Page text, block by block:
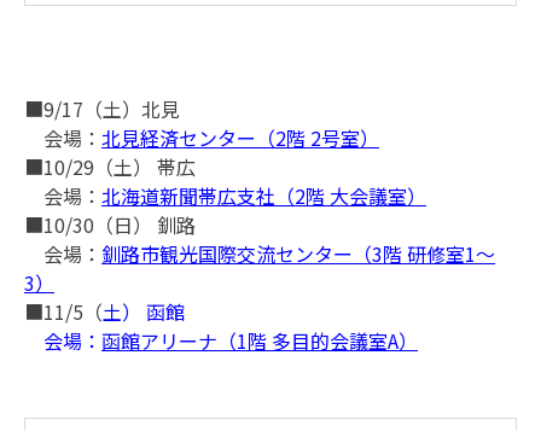
■9/17（土）北見
会場： 北見経済センター（2階 2号室）
■10/29（土） 帯広
会場： 北海道新聞帯広支社（2階 大会議室）
■10/30（日） 釧路
会場： 釧路市観光国際交流センター（3階 研修室1～
3）
■11/5（土） 函館
会場： 函館アリーナ（1階 多目的会議室A）